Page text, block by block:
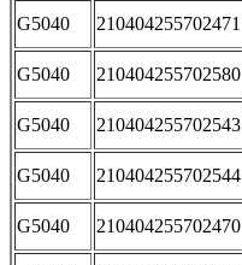
G5040 210404255702471
G5040 210404255702580
G5040 210404255702543
G5040 210404255702544
G5040 210404255702470